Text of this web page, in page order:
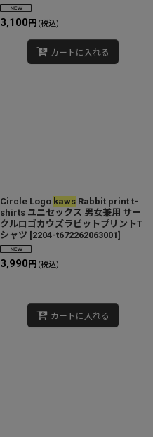
3,100 円 (税込)
カートに入れる
Circle Logo kaws Rabbit print t-
shirts ユニセックス 男女兼用 サー
クルロゴカウズラビットプリントT
シャツ [2204-t672262063001]
3,990 円 (税込)
カートに入れる